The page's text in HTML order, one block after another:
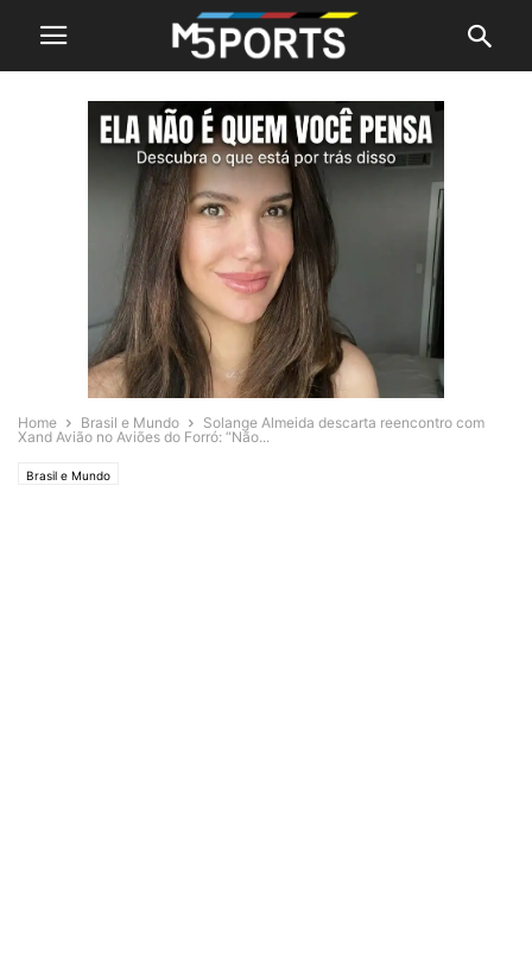
Home Brasil e Mundo
Solange Almeida descarta reencontro com
Xand Avião no Aviões do Forró: “Não...
Brasil e Mundo